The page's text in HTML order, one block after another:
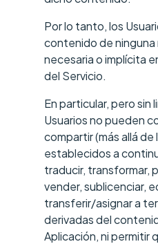
Por lo tanto, los
contenido de ninguna
necesaria o implícita
del Servicio.
En particular, pero sin
Usuarios no pueden
compartir (más allá de
establecidos a
traducir, transformar,
vender, sublicenciar,
transferir/asignar a
derivadas del
Aplicación, ni permitir